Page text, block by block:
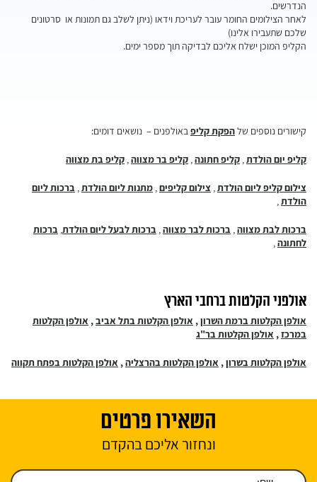
הנדרשים.
לאחר הצילומים החומר עובר לעריכת וידאו (ניתן לשלב גם תמונות או סרטונים
שלכם שתעבירו אלינו)
הקליפ המוכן ישלח אליכם לבדיקה תוך מספר ימים.
קישורים נוספים שלהפקת קליפבאולפנים – נושאים דומים:
קליפ יום הולדת, קליפ חתונה, קליפ בר מצווה, קליפ בת מצווה
צילום קליפ ליום הולדת, צילום קליפים, מתנות ליום הולדת, ברכות ליום
הולדת,
ברכות לבת מצווה, ברכות לבר מצווה, ברכות לבעל ליום הולדת, ברכות
לחתונה,
אולפני הקלטות ברחבי הארץ
אולפן הקלטות ברמת השרון, אולפן הקלטות בתל אביב, אולפן הקלטות
במרכז, אולפן הקלטות בר"ג
אולפן הקלטות בשרון, אולפן הקלטות בהרצליה, אולפן הקלטות בפתח תקווה
השאירו פרטים
ונחזור אליכם בהקדם